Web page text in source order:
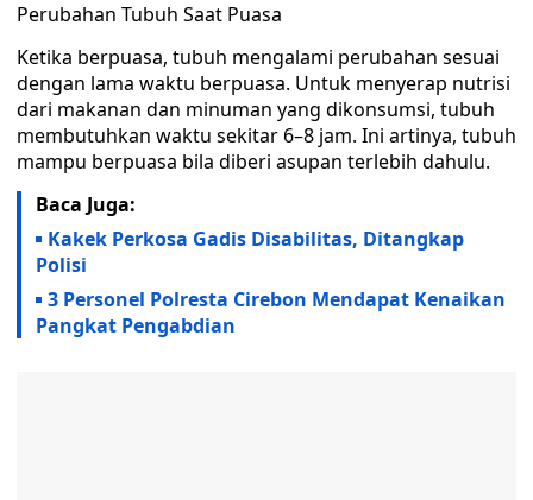
Perubahan Tubuh Saat Puasa
Ketika berpuasa, tubuh mengalami perubahan sesuai
dengan lama waktu berpuasa. Untuk menyerap nutrisi
dari makanan dan minuman yang dikonsumsi, tubuh
membutuhkan waktu sekitar 6–8 jam. Ini artinya, tubuh
mampu berpuasa bila diberi asupan terlebih dahulu.
Baca Juga:
Kakek Perkosa Gadis Disabilitas, Ditangkap
Polisi
3 Personel Polresta Cirebon Mendapat Kenaikan
Pangkat Pengabdian